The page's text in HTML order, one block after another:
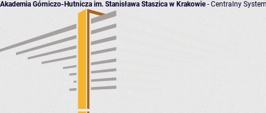
Akademia Górniczo-Hutnicza im. Stanisława Staszica w Krakowie- Centralny